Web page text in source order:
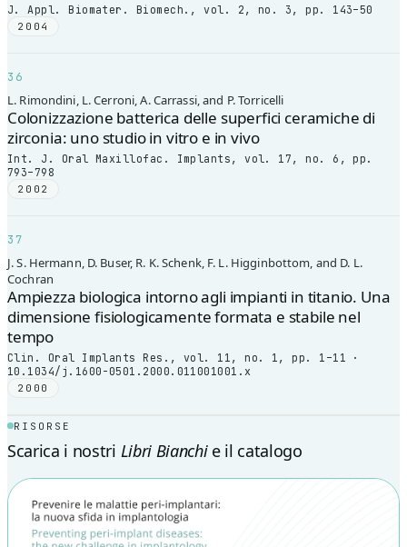
J. Appl. Biomater. Biomech., vol. 2, no. 3, pp. 143–50
2004
36
L. Rimondini, L. Cerroni, A. Carrassi, and P. Torricelli
Colonizzazione batterica delle superfici ceramiche di
zirconia: uno studio in vitro e in vivo
Int. J. Oral Maxillofac. Implants, vol. 17, no. 6, pp.
793–798
2002
37
J. S. Hermann, D. Buser, R. K. Schenk, F. L. Higginbottom, and D. L.
Cochran
Ampiezza biologica intorno agli impianti in titanio. Una
dimensione fisiologicamente formata e stabile nel
tempo
Clin. Oral Implants Res., vol. 11, no. 1, pp. 1–11 ·
10.1034/j.1600-0501.2000.011001001.x
2000
RISORSE
Scarica i nostri Libri Bianchie il catalogo